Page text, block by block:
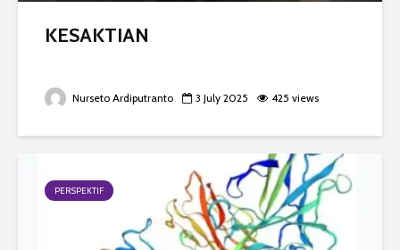
KESAKTIAN
Nurseto Ardiputranto 3 July 2025 425 views
PERSPEKTIF